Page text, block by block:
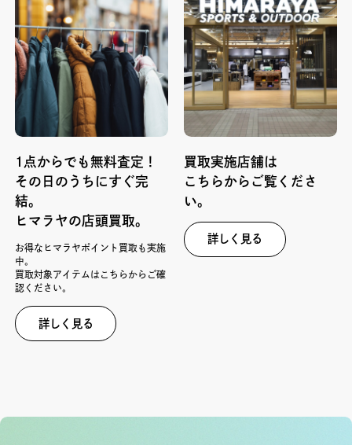
1点からでも無料査定！
その日のうちにすぐ完
結。
ヒマラヤの店頭買取。
お得なヒマラヤポイント買取も実施
中。
買取対象アイテムはこちらからご確
認ください。
詳しく見る
買取実施店舗は
こちらからご覧くださ
い。
詳しく見る